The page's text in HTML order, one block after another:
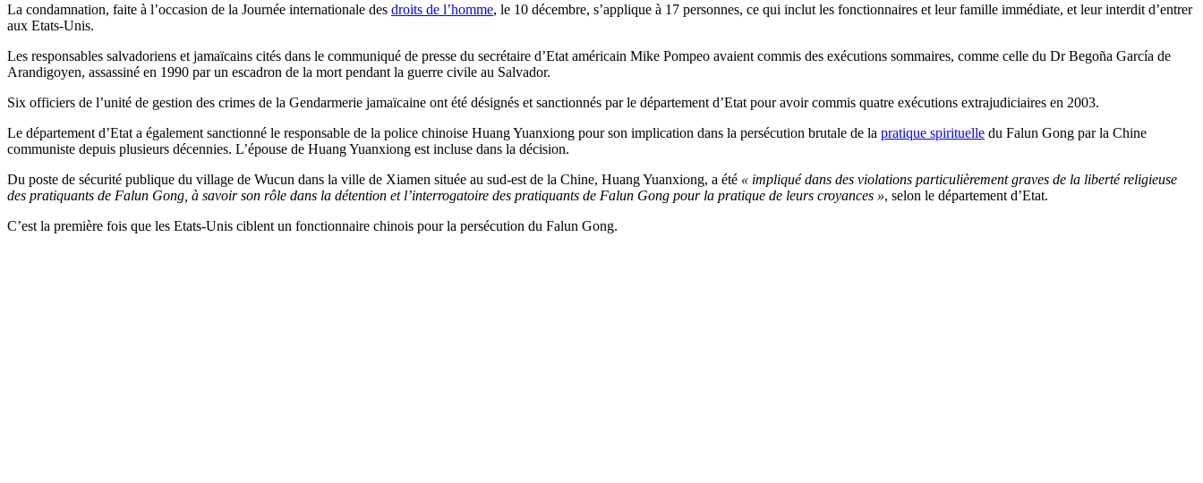
La condamnation, faite à l’occasion de la Journée internationale des droits de l’homme, le 10 décembre, s’applique à 17 personnes, ce qui inclut les fonctionnaires et leur famille immédiate, et leur interdit d’entrer
aux Etats-Unis.
Les responsables salvadoriens et jamaïcains cités dans le communiqué de presse du secrétaire d’Etat américain Mike Pompeo avaient commis des exécutions sommaires, comme celle du Dr Begoña García de
Arandigoyen, assassiné en 1990 par un escadron de la mort pendant la guerre civile au Salvador.
Six officiers de l’unité de gestion des crimes de la Gendarmerie jamaïcaine ont été désignés et sanctionnés par le département d’Etat pour avoir commis quatre exécutions extrajudiciaires en 2003.
Le département d’Etat a également sanctionné le responsable de la police chinoise Huang Yuanxiong pour son implication dans la persécution brutale de la pratique spirituelle du Falun Gong par la Chine
communiste depuis plusieurs décennies. L’épouse de Huang Yuanxiong est incluse dans la décision.
Du poste de sécurité publique du village de Wucun dans la ville de Xiamen située au sud-est de la Chine, Huang Yuanxiong, a été « impliqué dans des violations particulièrement graves de la liberté religieuse
des pratiquants de Falun Gong, à savoir son rôle dans la détention et l’interrogatoire des pratiquants de Falun Gong pour la pratique de leurs croyances », selon le département d’Etat.
C’est la première fois que les Etats-Unis ciblent un fonctionnaire chinois pour la persécution du Falun Gong.